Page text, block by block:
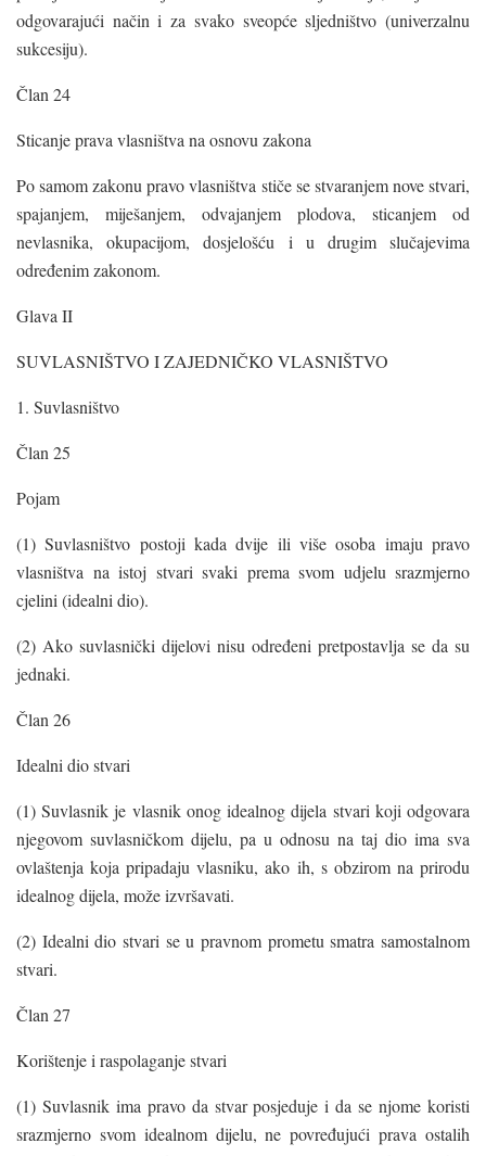
odgovarajući način i za svako sveopće sljedništvo (univerzalnu
sukcesiju).
Član 24
Sticanje prava vlasništva na osnovu zakona
Po samom zakonu pravo vlasništva stiče se stvaranjem nove stvari,
spajanjem, miješanjem, odvajanjem plodova, sticanjem od
nevlasnika, okupacijom, dosjelošću i u drugim slučajevima
određenim zakonom.
Glava II
SUVLASNIŠTVO I ZAJEDNIČKO VLASNIŠTVO
1. Suvlasništvo
Član 25
Pojam
(1) Suvlasništvo postoji kada dvije ili više osoba imaju pravo
vlasništva na istoj stvari svaki prema svom udjelu srazmjerno
cjelini (idealni dio).
(2) Ako suvlasnički dijelovi nisu određeni pretpostavlja se da su
jednaki.
Član 26
Idealni dio stvari
(1) Suvlasnik je vlasnik onog idealnog dijela stvari koji odgovara
njegovom suvlasničkom dijelu, pa u odnosu na taj dio ima sva
ovlaštenja koja pripadaju vlasniku, ako ih, s obzirom na prirodu
idealnog dijela, može izvršavati.
(2) Idealni dio stvari se u pravnom prometu smatra samostalnom
stvari.
Član 27
Korištenje i raspolaganje stvari
(1) Suvlasnik ima pravo da stvar posjeduje i da se njome koristi
srazmjerno svom idealnom dijelu, ne povređujući prava ostalih